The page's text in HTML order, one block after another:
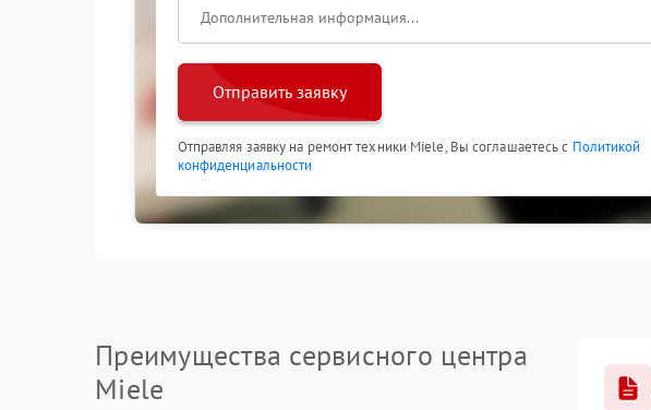
Отправить заявку
Отправляя заявку на ремонт техники Miele, Вы соглашаетесь с Политикой
конфиденциальности
Преимущества сервисного центра
Miele